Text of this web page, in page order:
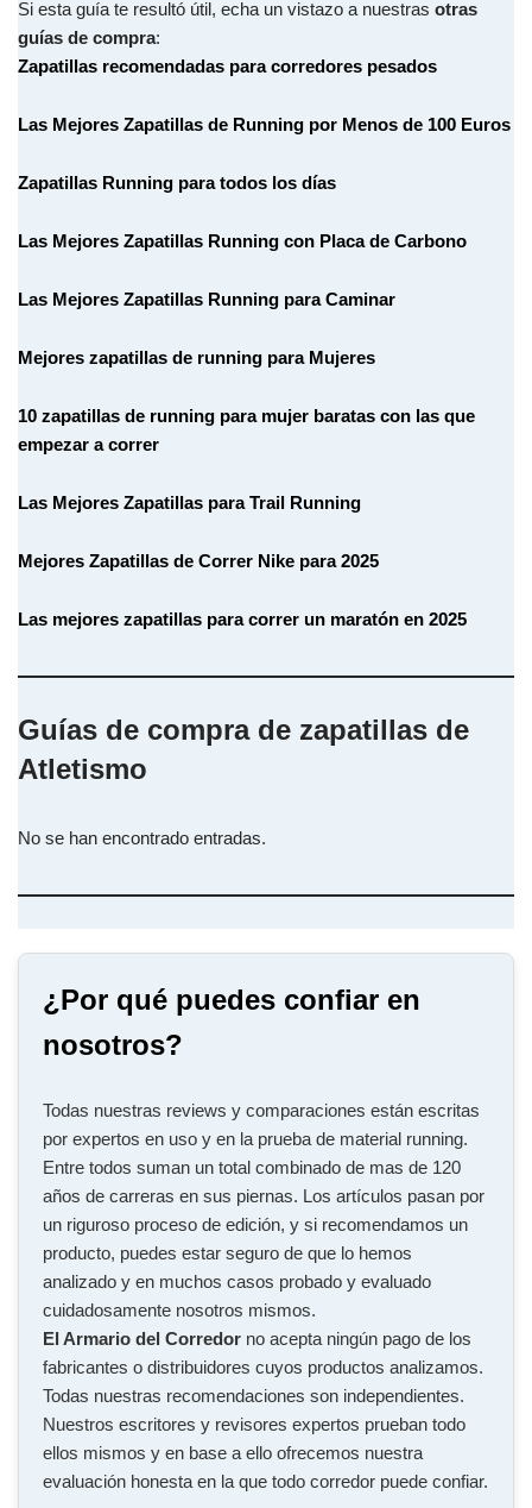
Si esta guía te resultó útil, echa un vistazo a nuestras otras
guías de compra:
Zapatillas recomendadas para corredores pesados
Las Mejores Zapatillas de Running por Menos de 100 Euros
Zapatillas Running para todos los días
Las Mejores Zapatillas Running con Placa de Carbono
Las Mejores Zapatillas Running para Caminar
Mejores zapatillas de running para Mujeres
10 zapatillas de running para mujer baratas con las que
empezar a correr
Las Mejores Zapatillas para Trail Running
Mejores Zapatillas de Correr Nike para 2025
Las mejores zapatillas para correr un maratón en 2025
Guías de compra de zapatillas de
Atletismo
No se han encontrado entradas.
¿Por qué puedes confiar en
nosotros?
Todas nuestras reviews y comparaciones están escritas
por expertos en uso y en la prueba de material running.
Entre todos suman un total combinado de mas de 120
años de carreras en sus piernas. Los artículos pasan por
un riguroso proceso de edición, y si recomendamos un
producto, puedes estar seguro de que lo hemos
analizado y en muchos casos probado y evaluado
cuidadosamente nosotros mismos.
El Armario del Corredor no acepta ningún pago de los
fabricantes o distribuidores cuyos productos analizamos.
Todas nuestras recomendaciones son independientes.
Nuestros escritores y revisores expertos prueban todo
ellos mismos y en base a ello ofrecemos nuestra
evaluación honesta en la que todo corredor puede confiar.